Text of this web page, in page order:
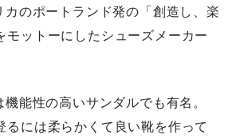
カのポートランド発の「創造し、楽
モットーにしたシューズメーカー
能性の高いサンダルでも有名。
るには柔らかくて良い靴を作って